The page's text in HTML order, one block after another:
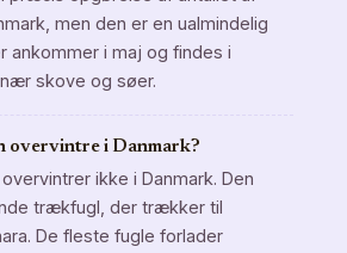
men den er en ualmindelig
i maj og findes i
skove og søer.
overvintre i Danmark?
ikke i Danmark. Den
trækfugl, der trækker til
De fleste fugle forlader